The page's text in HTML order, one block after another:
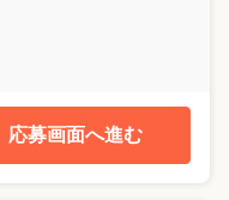
応募画面へ進む